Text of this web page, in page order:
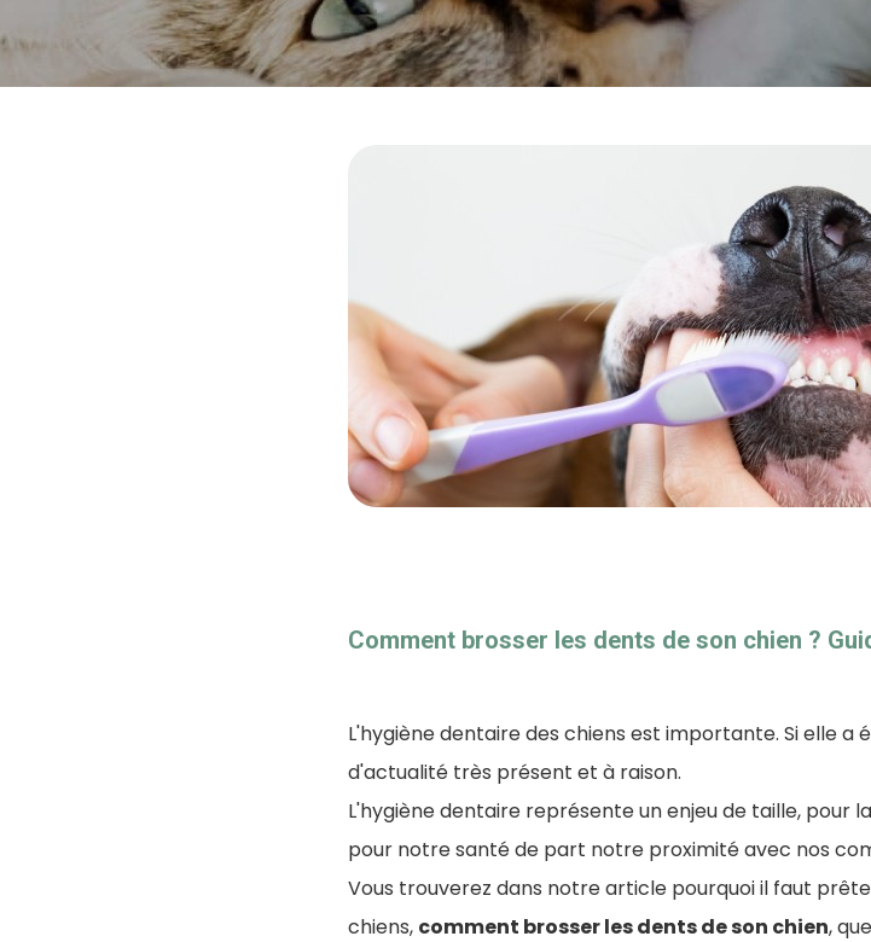
Comment brosser les dents de son chien ?
L'hygiène dentaire des chiens est importante. Si elle a
d'actualité très présent et à raison.
L'hygiène dentaire représente un enjeu de taille, pour
pour notre santé de part notre proximité avec nos
Vous trouverez dans notre article pourquoi il faut
chiens, comment brosser les dents de son chien,